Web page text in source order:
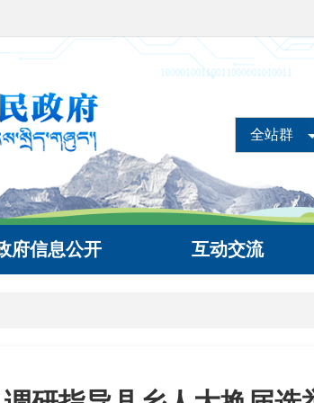
全站群
府信息公开 互动交流